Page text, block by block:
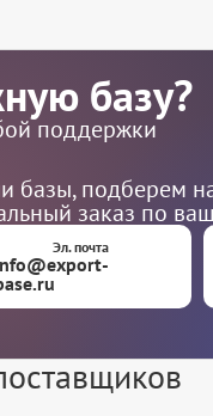
базу?
поддержки
подберем
заказ по
Эл. почта